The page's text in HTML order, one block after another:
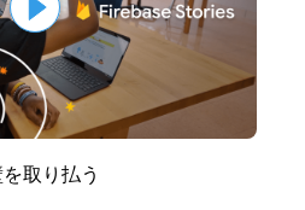
取り払う